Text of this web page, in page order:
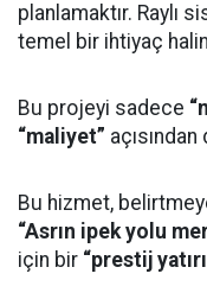
planlamaktır. Raylı
temel bir ihtiyaç
Bu projeyi sadece
“maliyet”
Bu hizmet,
“Asrın ipek yolu
için bir “prestij